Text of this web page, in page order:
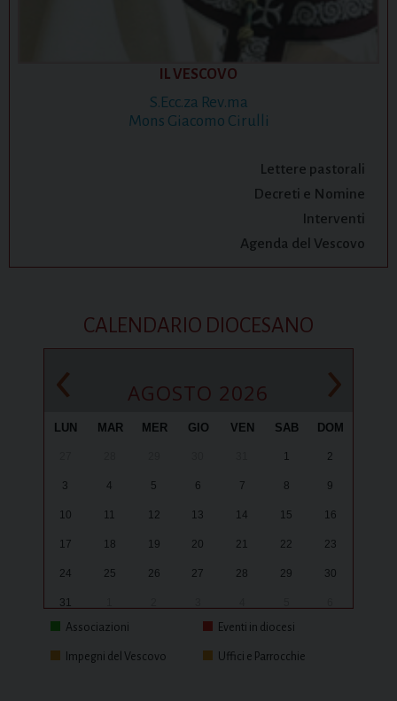
IL VESCOVO
S.Ecc.za Rev.ma
Mons Giacomo Cirulli
Lettere pastorali
Decreti e Nomine
Interventi
Agenda del Vescovo
CALENDARIO DIOCESANO
‹ AGOSTO 2026 ›
LUN MAR MER GIO VEN SAB DOM
1 2
3 4 5 6 7 8 9
10 11 12 13 14 15 16
17 18 19 20 21 22 23
24 25 26 27 28 29 30
31
Associazioni
Eventi in diocesi
Impegni del Vescovo Uffici e Parrocchie